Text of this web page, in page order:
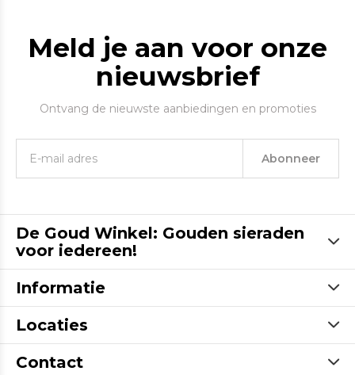
Meld je aan voor onze
nieuwsbrief
Ontvang de nieuwste aanbiedingen en promoties
Abonneer
De Goud Winkel: Gouden sieraden
voor iedereen!
Informatie
Locaties
Contact